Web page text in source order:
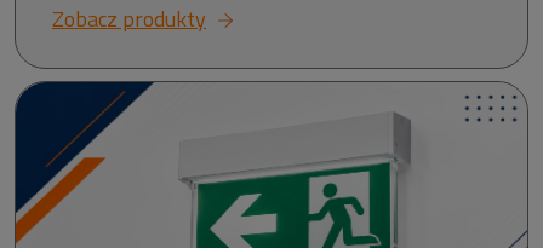
Zobacz produkty